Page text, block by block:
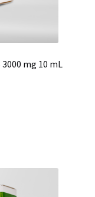
3000 mg 10 mL